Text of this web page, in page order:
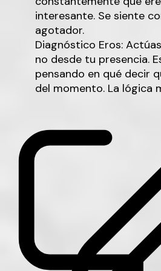
interesante. Se siente
agotador.
Diagnóstico Eros:
no desde tu presencia.
pensando en qué decir
del momento. La lógica